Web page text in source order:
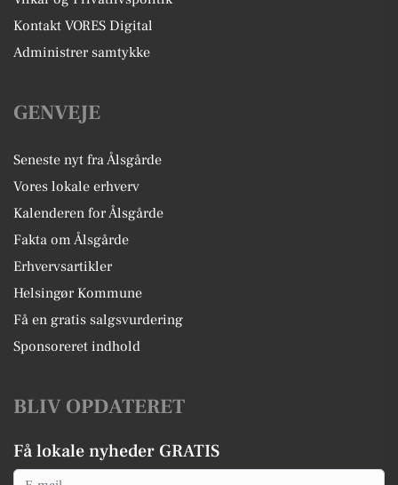
Kontakt VORES Digital
Administrer samtykke
GENVEJE
Seneste nyt fra Ålsgårde
Vores lokale erhverv
Kalenderen for Ålsgårde
Fakta om Ålsgårde
Erhvervsartikler
Helsingør Kommune
Få en gratis salgsvurdering
Sponsoreret indhold
BLIV OPDATERET
Få lokale nyheder GRATIS
Email